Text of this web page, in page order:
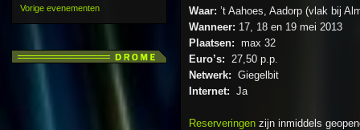
Vorige evenementen
Waar: ’t Aahoes, Aadorp (vlak bij
Wanneer: 17, 18 en 19 mei 2013
Plaatsen: max 32
Euro’s: 27,50 p.p.
Netwerk: Giegelbit
Internet: Ja
Reserveringen zijn inmiddels